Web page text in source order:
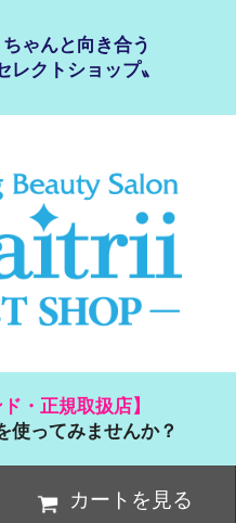
ゃんと向き合う
レクトショップ〟
・正規取扱店】
使ってみませんか？
カートを見る